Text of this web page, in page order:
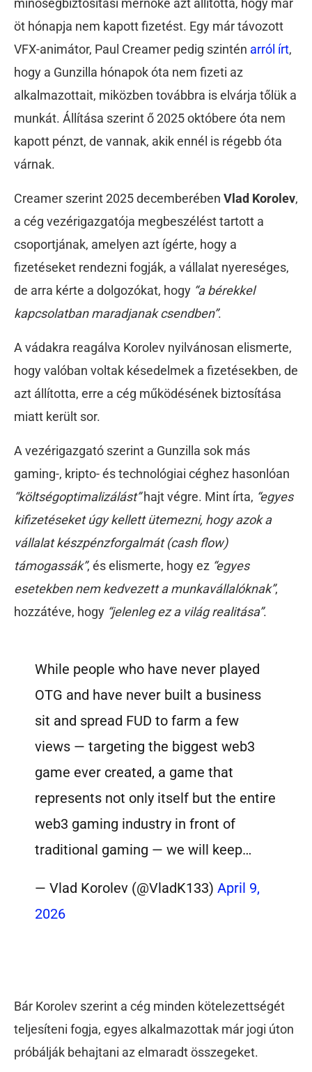
minőségbiztosítási mérnöke azt állította, hogy már
öt hónapja nem kapott fizetést. Egy már távozott
VFX-animátor, Paul Creamer pedig szintén arról írt,
hogy a Gunzilla hónapok óta nem fizeti az
alkalmazottait, miközben továbbra is elvárja tőlük a
munkát. Állítása szerint ő 2025 októbere óta nem
kapott pénzt, de vannak, akik ennél is régebb óta
várnak.
Creamer szerint 2025 decemberében Vlad Korolev,
a cég vezérigazgatója megbeszélést tartott a
csoportjának, amelyen azt ígérte, hogy a
fizetéseket rendezni fogják, a vállalat nyereséges,
de arra kérte a dolgozókat, hogy “a bérekkel
kapcsolatban maradjanak csendben”.
A vádakra reagálva Korolev nyilvánosan elismerte,
hogy valóban voltak késedelmek a fizetésekben, de
azt állította, erre a cég működésének biztosítása
miatt került sor.
A vezérigazgató szerint a Gunzilla sok más
gaming-, kripto- és technológiai céghez hasonlóan
“költségoptimalizálást”hajt végre. Mint írta, “egyes
kifizetéseket úgy kellett ütemezni, hogy azok a
vállalat készpénzforgalmát (cash flow)
támogassák”, és elismerte, hogy ez “egyes
esetekben nem kedvezett a munkavállalóknak”,
hozzátéve, hogy “jelenleg ez a világ realitása”.
While people who have never played
OTG and have never built a business
sit and spread FUD to farm a few
views — targeting the biggest web3
game ever created, a game that
represents not only itself but the entire
web3 gaming industry in front of
traditional gaming — we will keep…
— Vlad Korolev (@VladK133)April 9,
2026
Bár Korolev szerint a cég minden kötelezettségét
teljesíteni fogja, egyes alkalmazottak már jogi úton
próbálják behajtani az elmaradt összegeket.